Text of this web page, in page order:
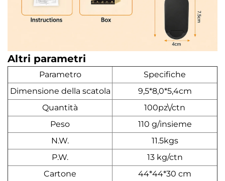
Altri parametri
Parametro
Specifiche
Dimensione della scatola
9,5*8,0*5,4cm
Quantità
100pz\/ctn
Peso
110 g/insieme
N.W.
11.5kgs
P.W.
13 kg/ctn
Cartone
44*44*30 cm